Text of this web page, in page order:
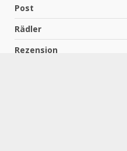
Post
Rädler
Rezension